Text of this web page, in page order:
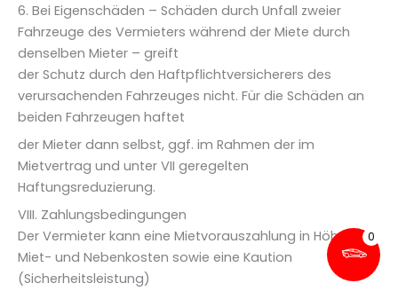
6. Bei Eigenschäden – Schäden durch Unfall zweier
Fahrzeuge des Vermieters während der Miete durch
denselben Mieter – greift
der Schutz durch den Haftpflichtversicherers des
verursachenden Fahrzeuges nicht. Für die Schäden an
beiden Fahrzeugen haftet
der Mieter dann selbst, ggf. im Rahmen der im
Mietvertrag und unter VII geregelten
Haftungsreduzierung.
VIII. Zahlungsbedingungen
Der Vermieter kann eine Mietvorauszahlung in Höhe der
Miet- und Nebenkosten sowie eine Kaution
(Sicherheitsleistung)